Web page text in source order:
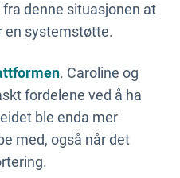
denne situasjonen at
en systemstøtte.
. Caroline og
fordelene ved å ha
ble enda mer
med, også når det